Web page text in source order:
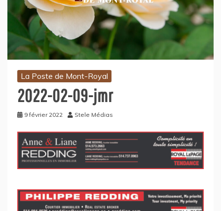
La Poste de Mont-Royal
2022-02-09-jmr
9 février 2022 Stele Médias